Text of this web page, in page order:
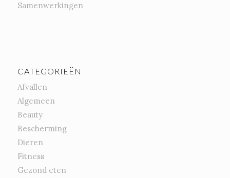
Samenwerkingen
CATEGORIEËN
Afvallen
Algemeen
Beauty
Bescherming
Dieren
Fitness
Gezond eten